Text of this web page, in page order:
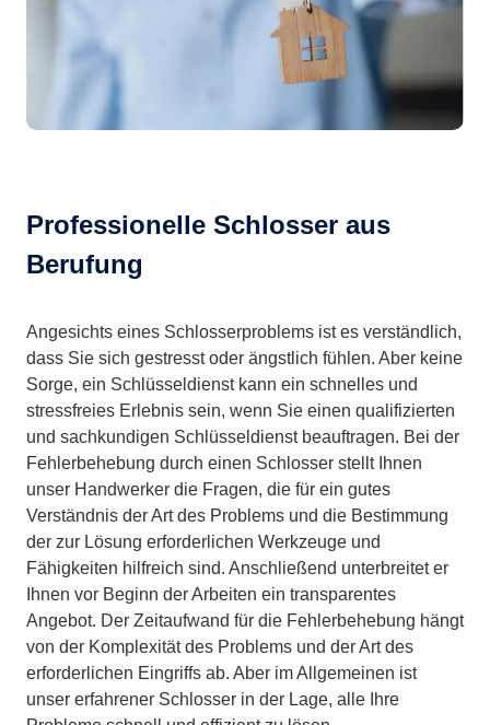
Professionelle Schlosser aus
Berufung
Angesichts eines Schlosserproblems ist es verständlich,
dass Sie sich gestresst oder ängstlich fühlen. Aber keine
Sorge, ein Schlüsseldienst kann ein schnelles und
stressfreies Erlebnis sein, wenn Sie einen qualifizierten
und sachkundigen Schlüsseldienst beauftragen. Bei der
Fehlerbehebung durch einen Schlosser stellt Ihnen
unser Handwerker die Fragen, die für ein gutes
Verständnis der Art des Problems und die Bestimmung
der zur Lösung erforderlichen Werkzeuge und
Fähigkeiten hilfreich sind. Anschließend unterbreitet er
Ihnen vor Beginn der Arbeiten ein transparentes
Angebot. Der Zeitaufwand für die Fehlerbehebung hängt
von der Komplexität des Problems und der Art des
erforderlichen Eingriffs ab. Aber im Allgemeinen ist
unser erfahrener Schlosser in der Lage, alle Ihre